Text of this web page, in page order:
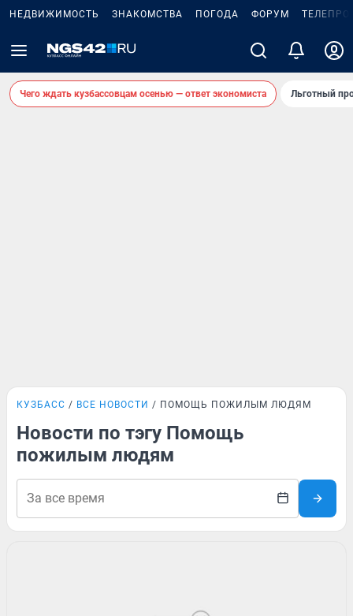
НЕДВИЖИМОСТЬ ЗНАКОМСТВА ПОГОДА ФОРУМ
Чего ждать кузбассовцам осенью — ответ экономиста Льготный
КУЗБАСС ВСЕ НОВОСТИ ПОМОЩЬ ПОЖИЛЫМ ЛЮДЯМ
Новости по тэгу Помощь
пожилым людям